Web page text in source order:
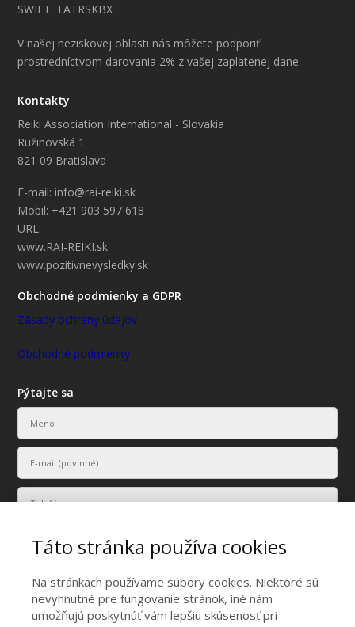
SWIFT: TATRSKBX
V našej neziskovej oblasti nás môžete podporiť
prostredníctvom darovania 2% z vašej zaplatenej dane.
Kontakty
Reiki Association International - Slovakia
Ružinovská 1
821 09 Bratislava
E-mail: info@rai-reiki.sk
Mobil: +421 903 597 618
URL:
www.RAI-REIKI.sk
www.pozitivnevysledky.sk
Obchodné podmienky a GDPR
Zásady ochrany údajov
Obchodné podmienky
Pýtajte sa
Vaše osobné údaje budú použité len na účely vyriešenia vášho
Táto stránka používa cookies
Na stránkach používame súbory cookies. Niektoré sú
nevyhnutné pre fungovanie stránok, iné nám
umožňujú poskytnúť vám lepšiu skúsenosť pri